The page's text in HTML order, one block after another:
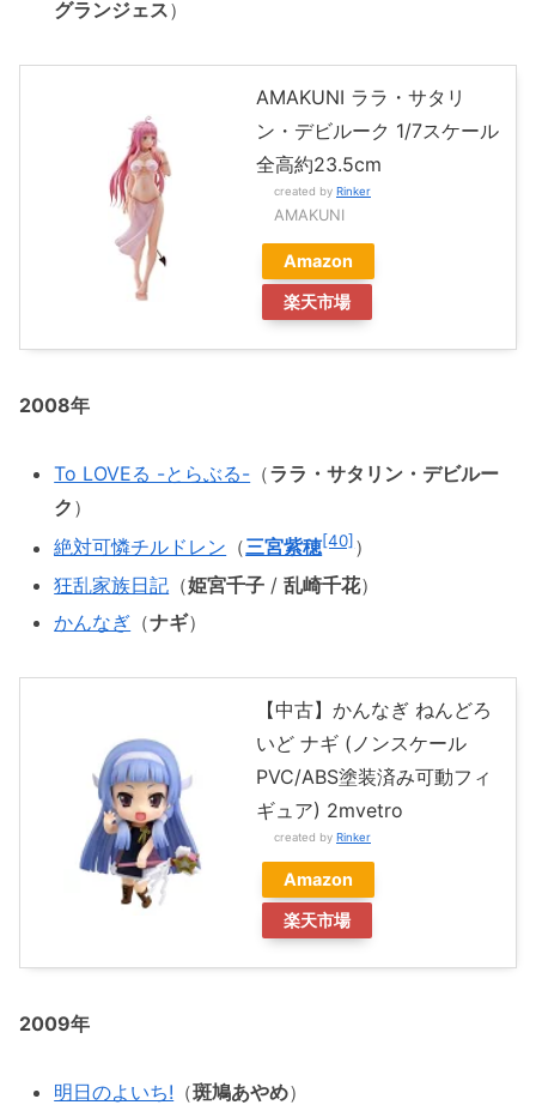
グランジェス）
AMAKUNI ララ・サタリ
ン・デビルーク 1/7スケール
全高約23.5cm
created by Rinker
AMAKUNI
Amazon
楽天市場
2008年
To LOVEる -とらぶる- （ララ・サタリン・デビルー
ク ）
絶対可憐チルドレン （三宮紫穂[40]）
狂乱家族日記 （姫宮千子 /乱崎千花）
かんなぎ （ナギ）
【中古】かんなぎ ねんどろ
いど ナギ (ノンスケール
PVC/ABS塗装済み可動フィ
ギュア) 2mvetro
created by Rinker
Amazon
楽天市場
2009年
明日のよいち! （斑鳩あやめ）